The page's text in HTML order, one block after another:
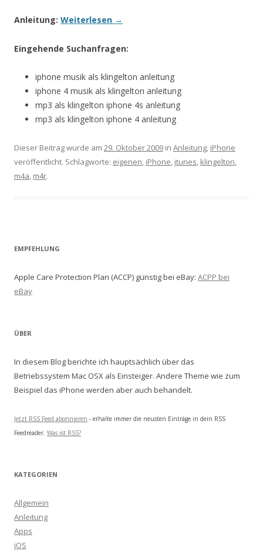
Anleitung: Weiterlesen →
Eingehende Suchanfragen:
iphone musik als klingelton anleitung
iphone 4 musik als klingelton anleitung
mp3 als klingelton iphone 4s anleitung
mp3 als klingelton iphone 4 anleitung
Dieser Beitrag wurde am 29. Oktober 2009 in Anleitung, iPhone
veröffentlicht. Schlagworte: eigenen, iPhone, itunes, klingelton,
m4a, m4r.
EMPFEHLUNG
Apple Care Protection Plan (ACCP) günstig bei eBay: ACPP bei
eBay
ÜBER
In diesem Blog berichte ich hauptsächlich über das
Betriebssystem Mac OSX als Einsteiger. Andere Theme wie zum
Beispiel das iPhone werden aber auch behandelt.
Jetzt RSS Feed abonnieren - erhalte immer die neusten Einträge in dein RSS
Feedreader. Was ist RSS?
KATEGORIEN
Allgemein
Anleitung
Apps
iOS